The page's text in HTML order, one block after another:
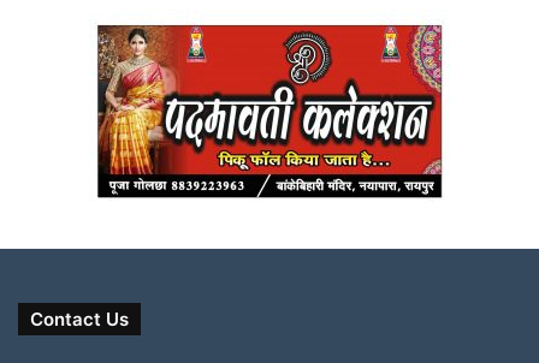
Contact Us